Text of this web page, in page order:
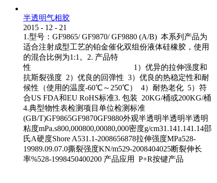
半透明气相胶
2015 - 12 - 21
1.型号：GF9865/ GF9870/ GF9880 (A/B) 本系列产品为
适合注射成型工艺的铂金催化双组份液体硅橡胶，使用
的混合比例为1:1。2. 产品特
性 1）优异的拉伸强度和
抗斯裂强度 2）优良的回弹性 3）优良的热稳定性和耐
候性（使用的温度-60℃～250℃） 4）耐热老化 5）符
合US FDA和EU RoHS标准3. 包装 20KG/桶或200KG/桶
4.典型物性表检测项目单位检测标准
(GB/T)GF9865GF9870GF9880外观半透明半透明半透明
粘度mPa.s800,000800,00080,000密度g/cm31.141.141.14邵
氏A硬度Shore A531.1-2008656878拉伸强度MPa528-
19989.09.07.0撕裂强度KN/m529-2008404025断裂伸长
率%528-1998450400200 产品应用 P+R按键产品